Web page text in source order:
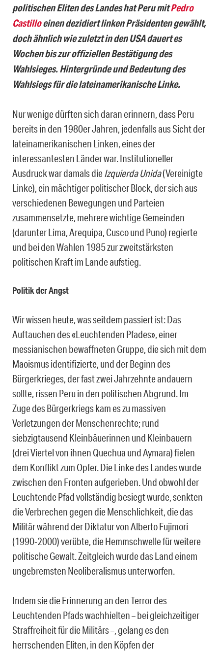
politischen Eliten des Landes hat Peru mitPedro
Castilloeinen dezidiert linken Präsidenten gewählt,
doch ähnlich wie zuletzt in den USA dauert es
Wochen bis zur offiziellen Bestätigung des
Wahlsieges.Hintergründe und Bedeutung des
Wahlsiegs für die lateinamerikanische Linke.
Nur wenige dürften sich daran erinnern, dass Peru
bereits in den 1980er Jahren, jedenfalls aus Sicht der
lateinamerikanischen Linken, eines der
interessantesten Länder war. Institutioneller
Ausdruck war damals dieIzquierda Unida(Vereinigte
Linke), ein mächtiger politischer Block, der sich aus
verschiedenen Bewegungen und Parteien
zusammensetzte, mehrere wichtige Gemeinden
(darunter Lima, Arequipa, Cusco und Puno) regierte
und bei den Wahlen 1985 zur zweitstärksten
politischen Kraft im Lande aufstieg.
Politik der Angst
Wir wissen heute, was seitdem passiert ist: Das
Auftauchen des «Leuchtenden Pfades», einer
messianischen bewaffneten Gruppe, die sich mit dem
Maoismus identifizierte, und der Beginn des
Bürgerkrieges, der fast zwei Jahrzehnte andauern
sollte, rissen Peru in den politischen Abgrund. Im
Zuge des Bürgerkriegs kam es zu massiven
Verletzungen der Menschenrechte; rund
siebzigtausend Kleinbäuerinnen und Kleinbauern
(drei Viertel von ihnen Quechua und Aymara) fielen
dem Konflikt zum Opfer. Die Linke des Landes wurde
zwischen den Fronten aufgerieben. Und obwohl der
Leuchtende Pfad vollständig besiegt wurde, senkten
die Verbrechen gegen die Menschlichkeit, die das
Militär während der Diktatur von Alberto Fujimori
(1990-2000) verübte, die Hemmschwelle für weitere
politische Gewalt. Zeitgleich wurde das Land einem
ungebremsten Neoliberalismus unterworfen.
Indem sie die Erinnerung an den Terror des
Leuchtenden Pfads wachhielten – bei gleichzeitiger
Straffreiheit für die Militärs –, gelang es den
herrschenden Eliten, in den Köpfen der